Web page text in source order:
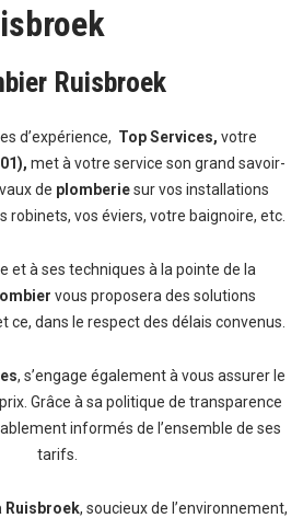
Ruisbroek
d’expérience, Top Services, votre
met à votre service son grand savoir-
de plomberiesur vos installations
robinets, vos éviers, votre baignoire, etc.
et à ses techniques à la pointe de la
vous proposera des solutions
ce, dans le respect des délais convenus.
, s’engage également à vous assurer le
Grâce à sa politique de transparence
informés de l’ensemble de ses
tarifs.
Ruisbroek, soucieux de l’environnement,